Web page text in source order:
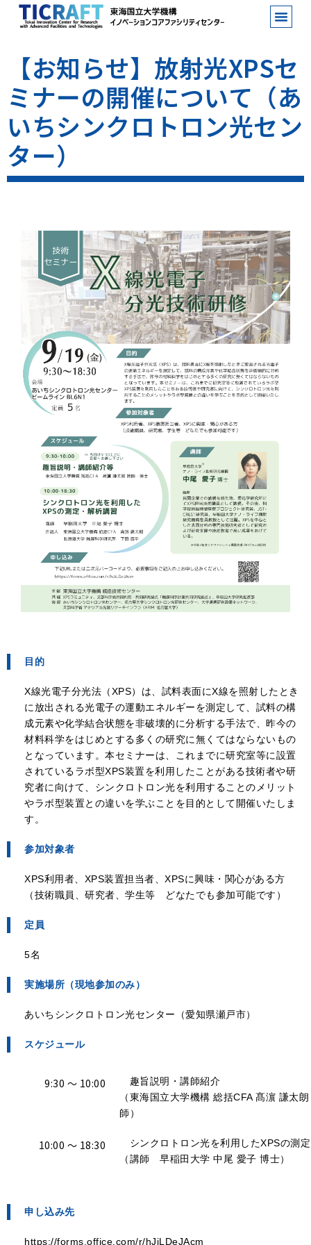
【お知らせ】放射光XPSセ
ミナーの開催について（あ
いちシンクロトロン光セン
ター）
目的
X線光電子分光法（XPS）は、試料表面にX線を照射したとき
に放出される光電子の運動エネルギーを測定して、試料の構
成元素や化学結合状態を非破壊的に分析する手法で、昨今の
材料科学をはじめとする多くの研究に無くてはならないもの
となっています。本セミナーは、これまでに研究室等に設置
されているラボ型XPS装置を利用したことがある技術者や研
究者に向けて、シンクロトロン光を利用することのメリット
やラボ型装置との違いを学ぶことを目的として開催いたしま
す。
参加対象者
XPS利用者、XPS装置担当者、XPSに興味・関心がある方
（技術職員、研究者、学生等 どなたでも参加可能です）
定員
5名
実施場所（現地参加のみ）
あいちシンクロトロン光センター（愛知県瀬戸市）
スケジュール
9:30 ～ 10:00
趣旨説明・講師紹介
（東海国立大学機構 総括CFA 髙濵 謙太
師）
10:00 ～ 18:30
シンクロトロン光を利用したXPSの測
（講師 早稲田大学 中尾 愛子 博士）
申し込み先
https://forms.office.com/r/hJiLDeJAcm